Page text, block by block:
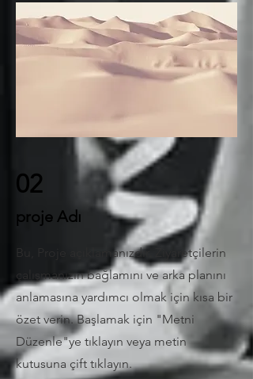
02
proje Adı
Bu, Proje açıklamanızdır. Ziyaretçilerin
çalışmanızın bağlamını ve arka planını
anlamasına yardımcı olmak için kısa bir
özet verin. Başlamak için "Metni
Düzenle"ye tıklayın veya metin
kutusuna çift tıklayın.